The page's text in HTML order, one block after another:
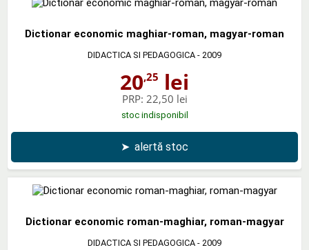
Dictionar economic maghiar-roman, magyar-roman
DIDACTICA SI PEDAGOGICA - 2009
20,25 lei
PRP: 22,50 lei
stoc indisponibil
➤ alertă stoc
Dictionar economic roman-maghiar, roman-magyar
DIDACTICA SI PEDAGOGICA - 2009